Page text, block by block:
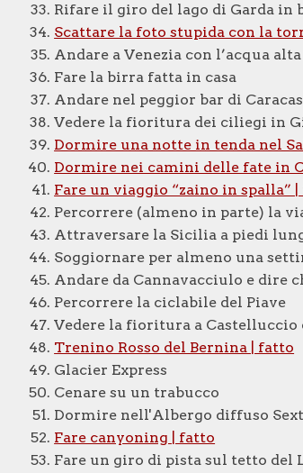
Rifare il giro del lago di Garda
Scattare la foto stupida con la
Andare a Venezia con l’acqua alta
Fare la birra fatta in casa
Andare nel peggior bar di Caracas
Vedere la fioritura dei ciliegi in
Dormire una notte in tenda nel
Dormire nei camini delle fate in
Fare un viaggio “zaino in spalla”
Percorrere (almeno in parte) la
Attraversare la Sicilia a piedi
Soggiornare per almeno una
Andare da Cannavacciulo e dire
Percorrere la ciclabile del Piave
Vedere la fioritura a Castelluccio
Trenino Rosso del Bernina | fatto
Glacier Express
Cenare su un trabucco
Dormire nell'Albergo diffuso
Fare canyoning | fatto
Fare un giro di pista sul tetto del